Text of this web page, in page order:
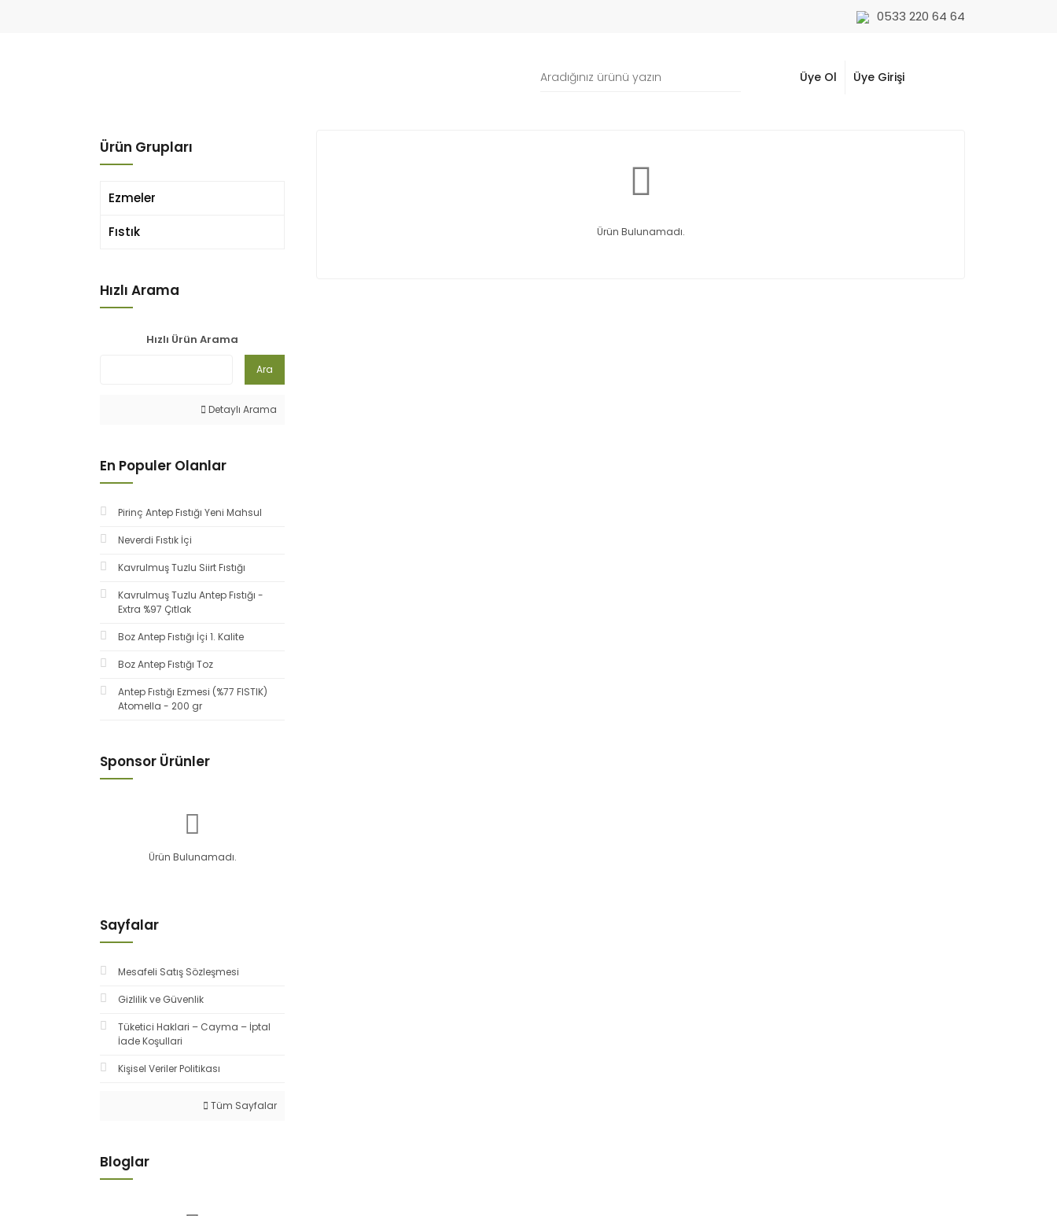
0533 220 64 64
Üye Ol Üye Girişi
Ürün Grupları
Ezmeler
Fıstık
Hızlı Arama
Hızlı Ürün Arama
Ara
Detaylı Arama
En Populer Olanlar
Pirinç Antep Fıstığı Yeni Mahsul
Neverdi Fıstık İçi
Kavrulmuş Tuzlu Siirt Fıstığı
Kavrulmuş Tuzlu Antep Fıstığı -
Extra %97 Çıtlak
Boz Antep Fıstığı İçi 1. Kalite
Boz Antep Fıstığı Toz
Antep Fıstığı Ezmesi (%77 FISTIK)
Atomella - 200 gr
Sponsor Ürünler
Ürün Bulunamadı.
Sayfalar
Mesafeli Satış Sözleşmesi
Gizlilik ve Güvenlik
Tüketici Haklari – Cayma – İptal
İade Koşullari
Kişisel Veriler Politikası
Tüm Sayfalar
Bloglar
Ürün Bulunamadı.